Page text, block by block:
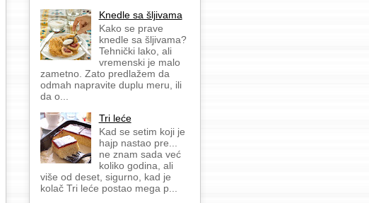
Knedle sa šljivama
Kako se prave
knedle sa šljivama?
Tehnički lako, ali
vremenski je malo
zametno. Zato predlažem da
odmah napravite duplu meru, ili
da o...
Tri leće
Kad se setim koji je
hajp nastao pre...
ne znam sada već
koliko godina, ali
više od deset, sigurno, kad je
kolač Tri leće postao mega p...